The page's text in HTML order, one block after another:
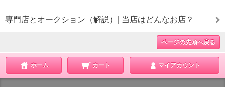
専門店とオークション（解説）| 当店はどんなお店？
ページの先頭へ戻る
ホーム カート マイアカウント